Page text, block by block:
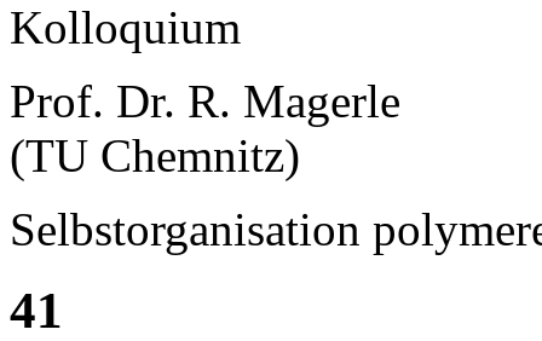
Kolloquium
Prof. Dr. R. Magerle
(TU Chemnitz)
Selbstorganisation
41